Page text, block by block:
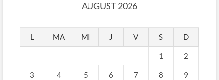
AUGUST 2026
L MA MI J V S D
1 2
3 4 5 6 7 8 9